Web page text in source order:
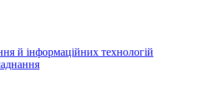
й інформаційних технологій